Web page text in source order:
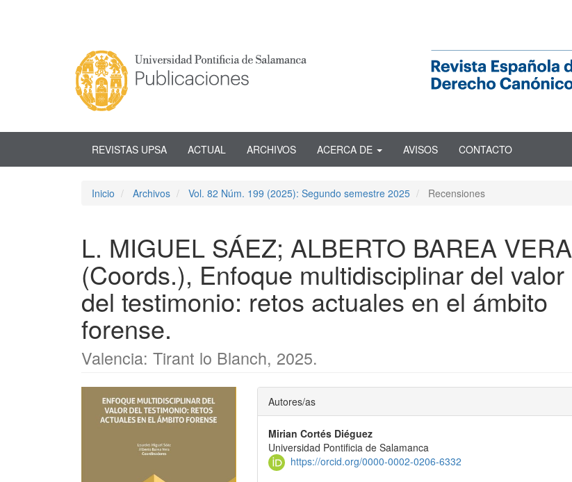
REVISTAS UPSA ACTUAL ARCHIVOS ACERCA DE AVISOS CONTACTO
Inicio Archivos Vol. 82 Núm. 199 (2025): Segundo semestre 2025 Recensiones
L. MIGUEL SÁEZ; ALBERTO BAREA VERA
(Coords.), Enfoque multidisciplinar del valor
del testimonio: retos actuales en el ámbito
forense.
Valencia: Tirant lo Blanch, 2025.
Barra
lateral
Contenido
principal
del
artículo
Autores/as
Mirian Cortés Diéguez
Universidad Pontificia de Salamanca
https://orcid.org/0000-0002-0206-6332